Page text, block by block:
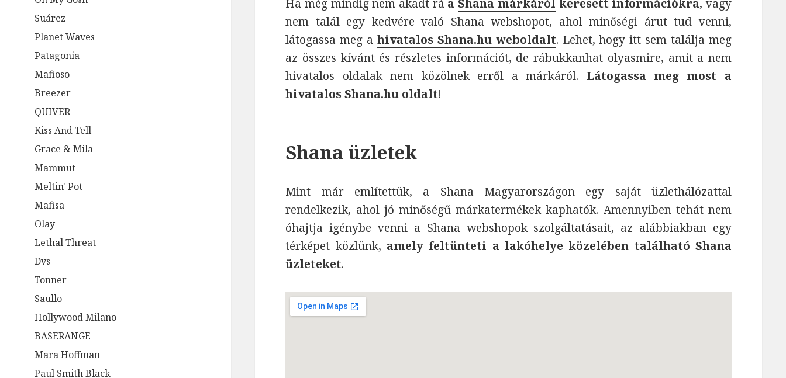
Suárez
Planet Waves
Patagonia
Mafioso
Breezer
QUIVER
Kiss And Tell
Grace & Mila
Mammut
Meltin' Pot
Mafisa
Olay
Lethal Threat
Dvs
Tonner
Saullo
Hollywood Milano
BASERANGE
Mara Hoffman
Paul Smith Black
Ha még mindig nem akadt rá aShana márkáról keresett információkra, vagy
nem talál egy kedvére való Shana webshopot, ahol minőségi árut tud venni,
látogassa meg a hivatalos Shana.hu weboldalt. Lehet, hogy itt sem találja meg
az összes kívánt és részletes információt, de rábukkanhat olyasmire, amit a nem
hivatalos oldalak nem közölnek erről a márkáról. Látogassa meg most a
hivatalosShana.hu oldalt!
Shana üzletek
Mint már említettük, a Shana Magyarországon egy saját üzlethálózattal
rendelkezik, ahol jó minőségű márkatermékek kaphatók. Amennyiben tehát nem
óhajtja igénybe venni a Shana webshopok szolgáltatásait, az alábbiakban egy
térképet közlünk, amely feltünteti a lakóhelye közelében található Shana
üzleteket.